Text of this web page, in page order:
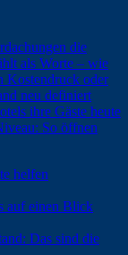
die
als Worte – wie
Kostendruck oder
neu definiert
ihre Gäste heute
So öffnen
helfen
auf einen Blick
Das sind die